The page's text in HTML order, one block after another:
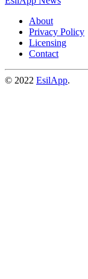
About
Privacy Policy
Licensing
Contact
© 2022 EsilApp.